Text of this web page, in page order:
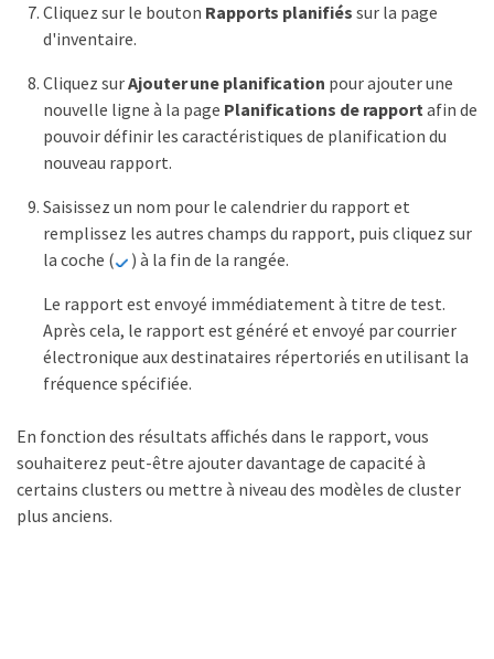
Cliquez sur le bouton Rapports planifiés sur la page
d'inventaire.
Cliquez surAjouter une planification pour ajouter une
nouvelle ligne à la page Planifications de rapportafin de
pouvoir définir les caractéristiques de planification du
nouveau rapport.
Saisissez un nom pour le calendrier du rapport et
remplissez les autres champs du rapport, puis cliquez sur
la coche (
) à la fin de la rangée.
Le rapport est envoyé immédiatement à titre de test.
Après cela, le rapport est généré et envoyé par courrier
électronique aux destinataires répertoriés en utilisant la
fréquence spécifiée.
En fonction des résultats affichés dans le rapport, vous
souhaiterez peut-être ajouter davantage de capacité à
certains clusters ou mettre à niveau des modèles de cluster
plus anciens.